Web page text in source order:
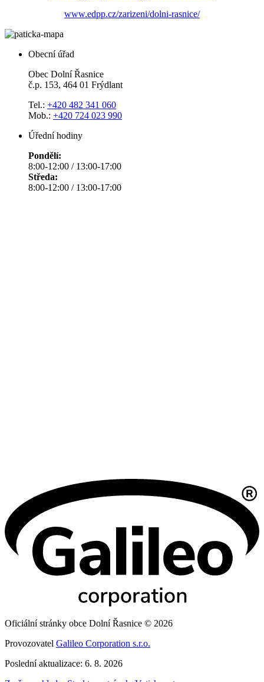
www.edpp.cz/zarizeni/dolni-rasnice/
Obecní úřad
Obec Dolní Řasnice
č.p. 153, 464 01 Frýdlant
Tel.: +420 482 341 060
Mob.: +420 724 023 990
Úřední hodiny
Pondělí:
8:00-12:00 / 13:00-17:00
Středa:
8:00-12:00 / 13:00-17:00
Oficiální stránky obce Dolní Řasnice © 2026
Provozovatel Galileo Corporation s.r.o.
Poslední aktualizace: 6. 8. 2026